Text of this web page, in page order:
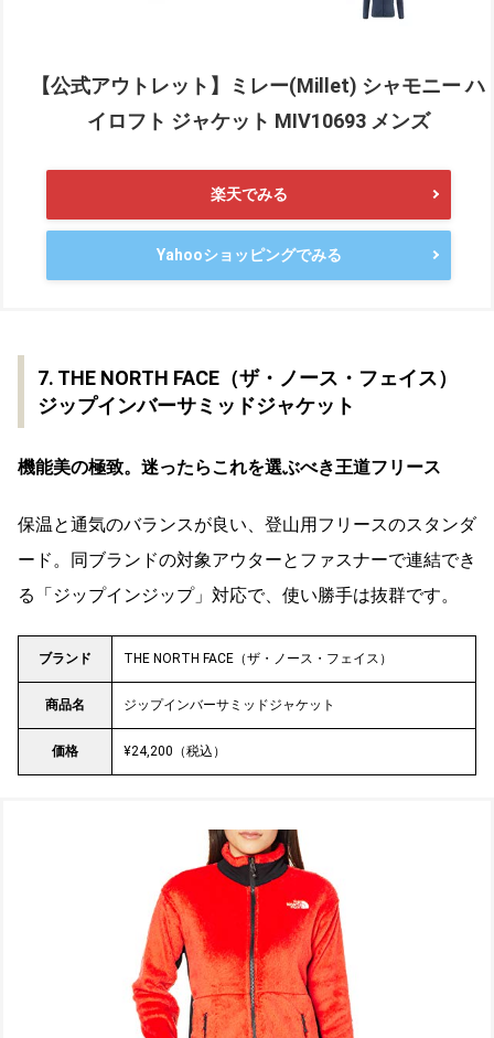
【公式アウトレット】ミレー(Millet) シャモニー ハ
イロフト ジャケット MIV10693 メンズ
楽天でみる
Yahooショッピングでみる
7. THE NORTH FACE（ザ・ノース・フェイス）
ジップインバーサミッドジャケット
機能美の極致。迷ったらこれを選ぶべき王道フリース
保温と通気のバランスが良い、登山用フリースのスタンダ
ード。同ブランドの対象アウターとファスナーで連結でき
る「ジップインジップ」対応で、使い勝手は抜群です。
ブランド THE NORTH FACE（ザ・ノース・フェイス）
商品名 ジップインバーサミッドジャケット
価格 ¥24,200（税込）